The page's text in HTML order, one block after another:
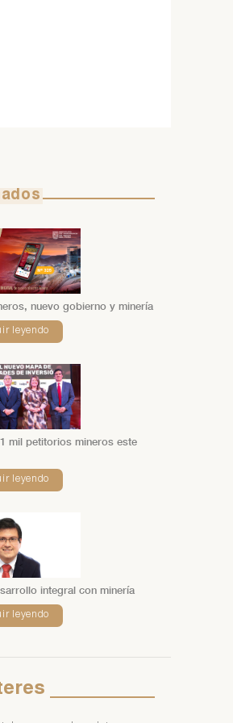
nuevo gobierno y minería
leyendo
mil petitorios mineros este
leyendo
integral con minería
leyendo